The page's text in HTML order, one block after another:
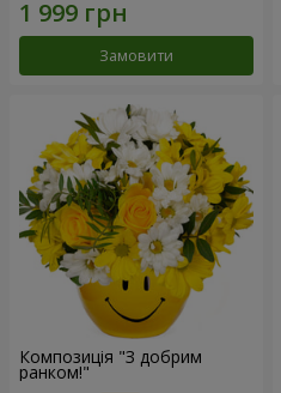
Замовити
Композиція "З добрим
ранком!"